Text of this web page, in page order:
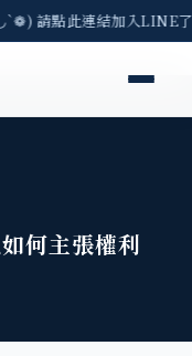
請點此連結加入LINE
何主張權利